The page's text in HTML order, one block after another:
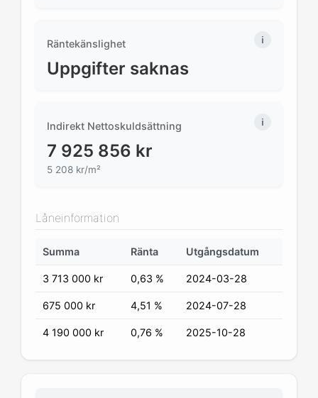
Räntekänslighet
Uppgifter saknas
Indirekt Nettoskuldsättning
7 925 856 kr
5 208 kr/m²
Låneinformation
Summa Ränta Utgångsdatum
3 713 000 kr 0,63 % 2024-03-28
675 000 kr 4,51 % 2024-07-28
4 190 000 kr 0,76 % 2025-10-28